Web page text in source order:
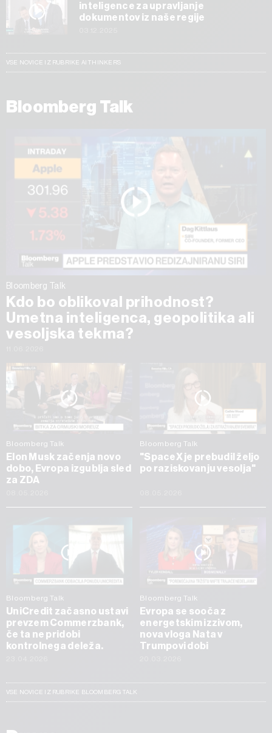
inteligence za upravljanje
dokumentov iz naše regije
VSE NOVICE IZ RUBRIKE AI THINKERS
Bloomberg Talk
Bloomberg Talk
Kdo bo oblikoval prihodnost?
Umetna inteligenca, geopolitika ali
vesoljska tekma?
Bloomberg Talk
Elon Musk začenja novo
dobo, Evropa izgublja sled
za ZDA
Bloomberg Talk
"SpaceX je prebudil željo
po raziskovanju vesolja"
Bloomberg Talk
UniCredit začasno ustavi
prevzem Commerzbank,
če ta ne pridobi
kontrolnega deleža.
Bloomberg Talk
Evropa se sooča z
energetskim izzivom,
nova vloga Nata v
Trumpovi dobi
VSE NOVICE IZ RUBRIKE BLOOMBERG TALK